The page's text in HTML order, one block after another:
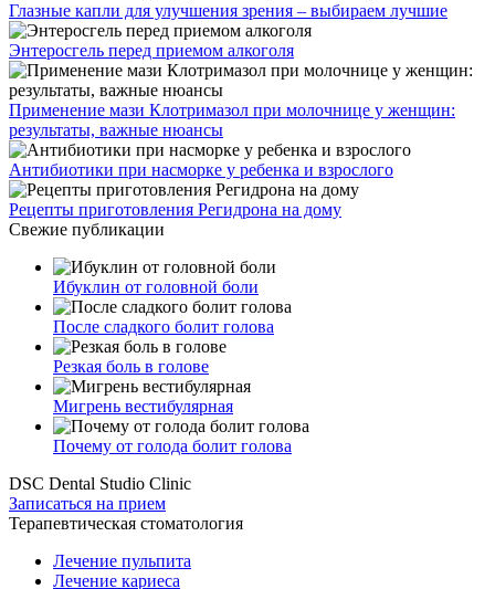
Глазные капли для улучшения зрения – выбираем лучшие
Энтеросгель перед приемом алкоголя
Применение мази Клотримазол при молочнице у женщин:
результаты, важные нюансы
Антибиотики при насморке у ребенка и взрослого
Рецепты приготовления Регидрона на дому
Свежие публикации
Ибуклин от головной боли
После сладкого болит голова
Резкая боль в голове
Мигрень вестибулярная
Почему от голода болит голова
DSC Dental Studio Clinic
Записаться на прием
Терапевтическая стоматология
Лечение пульпита
Лечение кариеса